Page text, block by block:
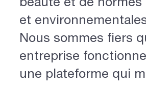
beauté et de
et
Nous sommes fiers
entreprise
une plateforme qui